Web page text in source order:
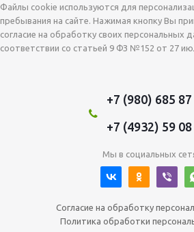
Файлы cookie используются для
пребывания на сайте. Нажимая кнопку Вы
согласие на обработку своих персональных
соответствии со статьей 9 ФЗ №152 от 27
+7 (980) 685 87
+7 (4932) 59 08
Мы в социальных
Согласие на обработку
Политика обработки